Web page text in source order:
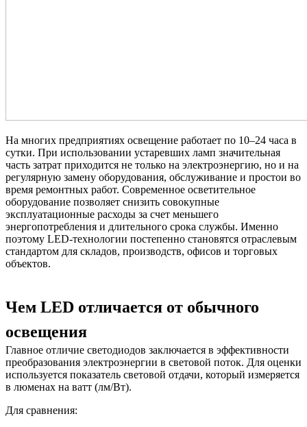
На многих предприятиях освещение работает по 10–24 часа в
сутки. При использовании устаревших ламп значительная
часть затрат приходится не только на электроэнергию, но и на
регулярную замену оборудования, обслуживание и простои во
время ремонтных работ. Современное осветительное
оборудование позволяет снизить совокупные
эксплуатационные расходы за счет меньшего
энергопотребления и длительного срока службы. Именно
поэтому LED-технологии постепенно становятся отраслевым
стандартом для складов, производств, офисов и торговых
объектов.
Чем LED отличается от обычного
освещения
Главное отличие светодиодов заключается в эффективности
преобразования электроэнергии в световой поток. Для оценки
используется показатель световой отдачи, который измеряется
в люменах на ватт (лм/Вт).
Для сравнения: